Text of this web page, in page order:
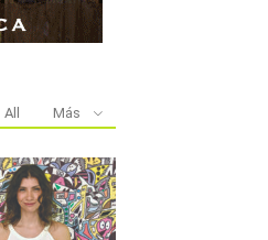
All Más